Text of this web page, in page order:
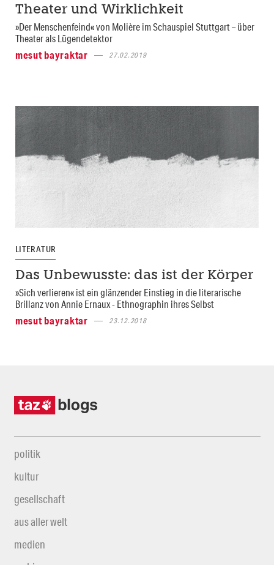
Theater und Wirklichkeit
»Der Menschenfeind« von Molière im Schauspiel Stuttgart – über
Theater als Lügendetektor
mesut bayraktar
27.02.2019
LITERATUR
Das Unbewusste: das ist der Körper
»Sich verlieren« ist ein glänzender Einstieg in die literarische
Brillanz von Annie Ernaux - Ethnographin ihres Selbst
mesut bayraktar
23.12.2018
politik
kultur
gesellschaft
aus aller welt
medien